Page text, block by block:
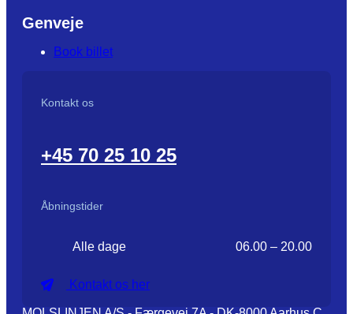
Genveje
Book billet
Kontakt os
+45 70 25 10 25
Åbningstider
Alle dage 06.00 – 20.00
Kontakt os her